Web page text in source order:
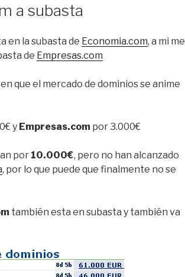
a subasta
en la subasta de Economia.com, a mi me
de Empresas.com
que el mercado de dominios se anime
y Empresas.com por 3.000€
por 10.000€, pero no han alcanzado
, por lo que puede que finalmente no se
también esta en subasta y también va